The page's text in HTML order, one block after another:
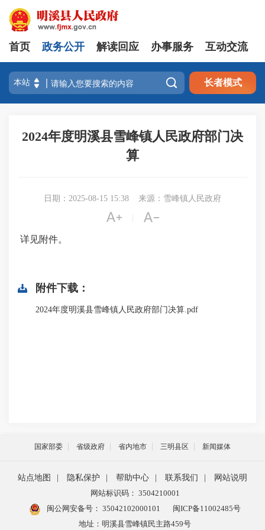
首页 政务公开 解读回应 办事服务 互动交流
 长者模式
2024年度明溪县雪峰镇人民政府部门决
算
日期：2025-08-15 15:38 来源：雪峰镇人民政府
 
详见附件。
附件下载：
2024年度明溪县雪峰镇人民政府部门决算.pdf
国家部委 省级政府 省内地市 三明县区 新闻媒体
站点地图 隐私保护 帮助中心 联系我们
网站说明
网站标识码： 3504210001
闽公网安备号： 35042102000101
闽ICP备11002485号
地址：明溪县雪峰镇民主路459号